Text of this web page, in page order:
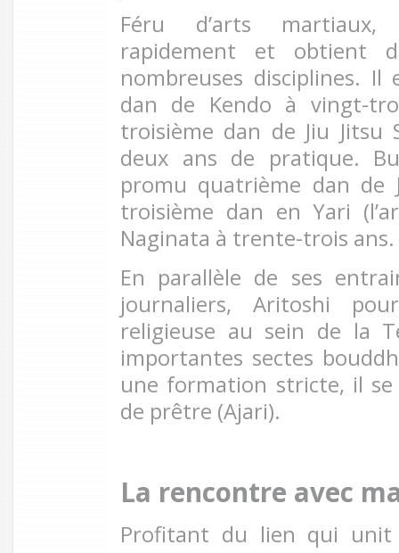
Féru d’arts martiaux,
rapidement et obtient
nombreuses disciplines.
dan de Kendo à vingt-
troisième dan de Jiu Jitsu
deux ans de pratique.
promu quatrième dan
troisième dan en Yari
Naginata à trente-trois ans.
En parallèle de ses
journaliers, Aritoshi
religieuse au sein de la
importantes sectes
une formation stricte, il
de prêtre (Ajari).
La rencontre avec
Profitant du lien qui unit